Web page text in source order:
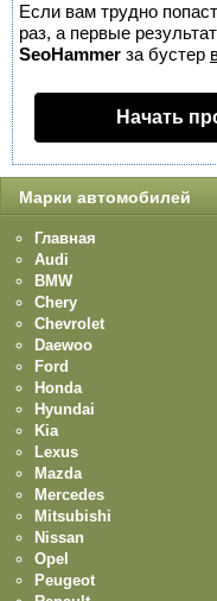
Если вам трудно
раз, а первые
SeoHammer за бустер
Начать
Марки автомобилей
Главная
Audi
BMW
Chery
Chevrolet
Daewoo
Ford
Honda
Hyundai
Kia
Lexus
Mazda
Mercedes
Mitsubishi
Nissan
Opel
Peugeot